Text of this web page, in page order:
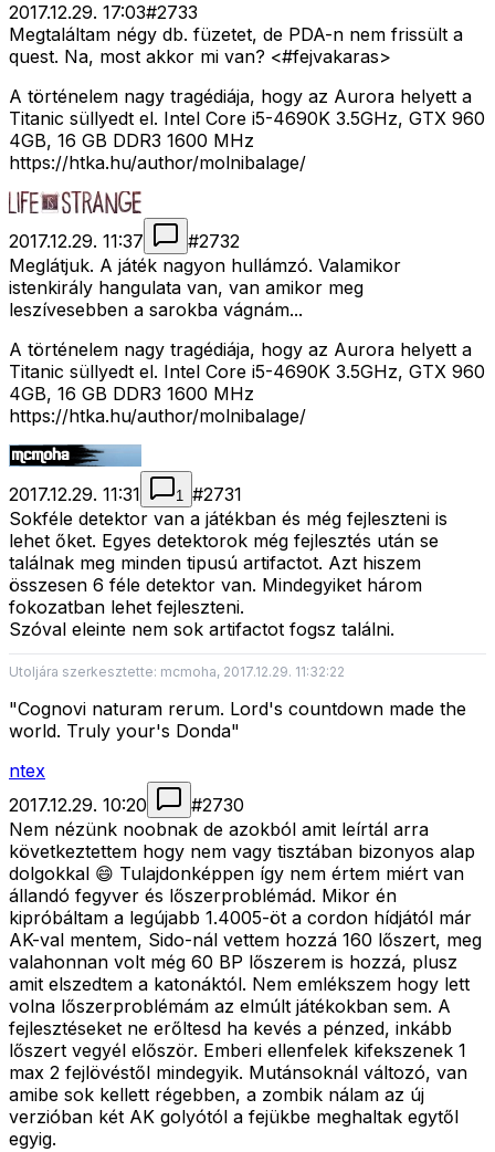
2017.12.29. 17:03#2733
Megtaláltam négy db. füzetet, de PDA-n nem frissült a
quest. Na, most akkor mi van? <#fejvakaras>
A történelem nagy tragédiája, hogy az Aurora helyett a
Titanic süllyedt el. Intel Core i5-4690K 3.5GHz, GTX 960
4GB, 16 GB DDR3 1600 MHz
https://htka.hu/author/molnibalage/
2017.12.29. 11:37 #2732
Meglátjuk. A játék nagyon hullámzó. Valamikor
istenkirály hangulata van, van amikor meg
leszívesebben a sarokba vágnám...
A történelem nagy tragédiája, hogy az Aurora helyett a
Titanic süllyedt el. Intel Core i5-4690K 3.5GHz, GTX 960
4GB, 16 GB DDR3 1600 MHz
https://htka.hu/author/molnibalage/
2017.12.29. 11:31 1 #2731
Sokféle detektor van a játékban és még fejleszteni is
lehet őket. Egyes detektorok még fejlesztés után se
találnak meg minden tipusú artifactot. Azt hiszem
összesen 6 féle detektor van. Mindegyiket három
fokozatban lehet fejleszteni.
Szóval eleinte nem sok artifactot fogsz találni.
Utoljára szerkesztette: mcmoha, 2017.12.29. 11:32:22
"Cognovi naturam rerum. Lord's countdown made the
world. Truly your's Donda"
ntex
2017.12.29. 10:20
#2730
Nem nézünk noobnak de azokból amit leírtál arra
következtettem hogy nem vagy tisztában bizonyos alap
dolgokkal 😄 Tulajdonképpen így nem értem miért van
állandó fegyver és lőszerproblémád. Mikor én
kipróbáltam a legújabb 1.4005-öt a cordon hídjától már
AK-val mentem, Sido-nál vettem hozzá 160 lőszert, meg
valahonnan volt még 60 BP lőszerem is hozzá, plusz
amit elszedtem a katonáktól. Nem emlékszem hogy lett
volna lőszerproblémám az elmúlt játékokban sem. A
fejlesztéseket ne erőltesd ha kevés a pénzed, inkább
lőszert vegyél először. Emberi ellenfelek kifekszenek 1
max 2 fejlövéstől mindegyik. Mutánsoknál változó, van
amibe sok kellett régebben, a zombik nálam az új
verzióban két AK golyótól a fejükbe meghaltak egytől
egyig.